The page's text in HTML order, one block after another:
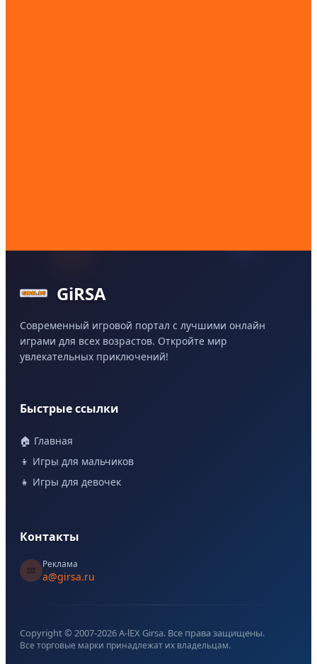
GiRSA
Современный игровой портал с лучшими онлайн
играми для всех возрастов. Откройте мир
увлекательных приключений!
Быстрые ссылки
🏠 Главная
👦 Игры для мальчиков
👧 Игры для девочек
Контакты
📧
Реклама
a@girsa.ru
Copyright © 2007-2026A-lEX Girsa. Все права защищены.
Все торговые марки принадлежат их владельцам.